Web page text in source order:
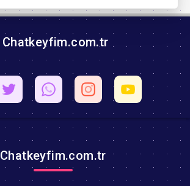
Chatkeyfim.com.tr
Chatkeyfim.com.tr